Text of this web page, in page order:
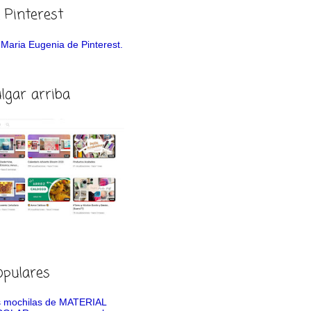
Pinterest
Eugenia de Pinterest.
arriba
mochilas de MATERIAL